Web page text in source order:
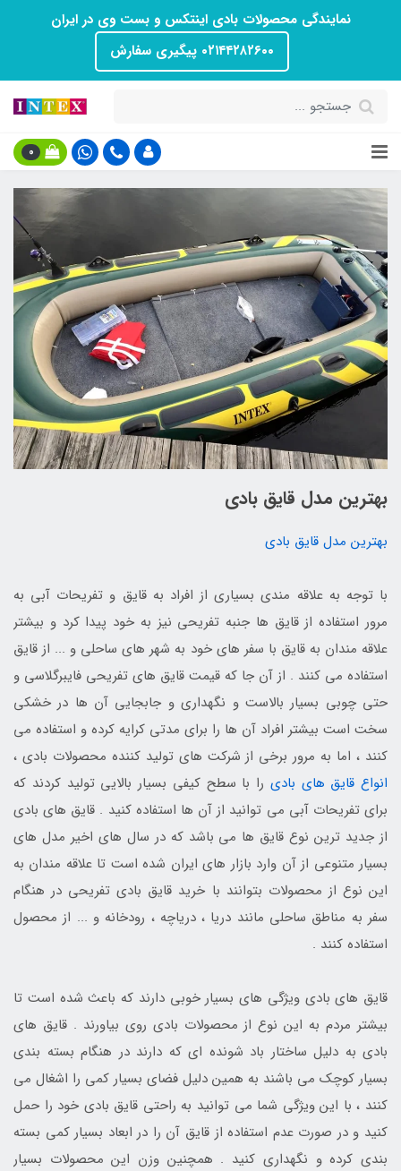
نمایندگی محصولات بادی اینتکس و بست وی در ایران
۰۲۱۴۴۲۸۲۶۰۰ پیگیری سفارش
0
بهترین مدل قایق بادی
بهترین مدل قایق بادی
با توجه به علاقه مندی بسیاری از افراد به قایق و تفریحات آبی به
مرور استفاده از قایق ها جنبه تفریحی نیز به خود پیدا کرد و بیشتر
علاقه مندان به قایق با سفر های خود به شهر های ساحلی و ... از قایق
استفاده می کنند . از آن جا که قیمت قایق های تفریحی فایبرگلاسی و
حتی چوبی بسیار بالاست و نگهداری و جابجایی آن ها در خشکی
سخت است بیشتر افراد آن ها را برای مدتی کرایه کرده و استفاده می
کنند ، اما به مرور برخی از شرکت های تولید کننده محصولات بادی ،
انواع قایق های بادی را با سطح کیفی بسیار بالایی تولید کردند که
برای تفریحات آبی می توانید از آن ها استفاده کنید . قایق های بادی
از جدید ترین نوع قایق ها می باشد که در سال های اخیر مدل های
بسیار متنوعی از آن وارد بازار های ایران شده است تا علاقه مندان به
این نوع از محصولات بتوانند با خرید قایق بادی تفریحی در هنگام
سفر به مناطق ساحلی مانند دریا ، دریاچه ، رودخانه و ... از محصول
استفاده کنند .
قایق های بادی ویژگی های بسیار خوبی دارند که باعث شده است تا
بیشتر مردم به این نوع از محصولات بادی روی بیاورند . قایق های
بادی به دلیل ساختار باد شونده ای که دارند در هنگام بسته بندی
بسیار کوچک می باشند به همین دلیل فضای بسیار کمی را اشغال می
کنند ، با این ویژگی شما می توانید به راحتی قایق بادی خود را حمل
کنید و در صورت عدم استفاده از قایق آن را در ابعاد بسیار کمی بسته
بندی کرده و نگهداری کنید . همچنین وزن این محصولات بسیار